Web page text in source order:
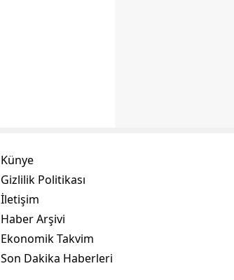
Künye
Gizlilik Politikası
İletişim
Haber Arşivi
Ekonomik Takvim
Son Dakika Haberleri